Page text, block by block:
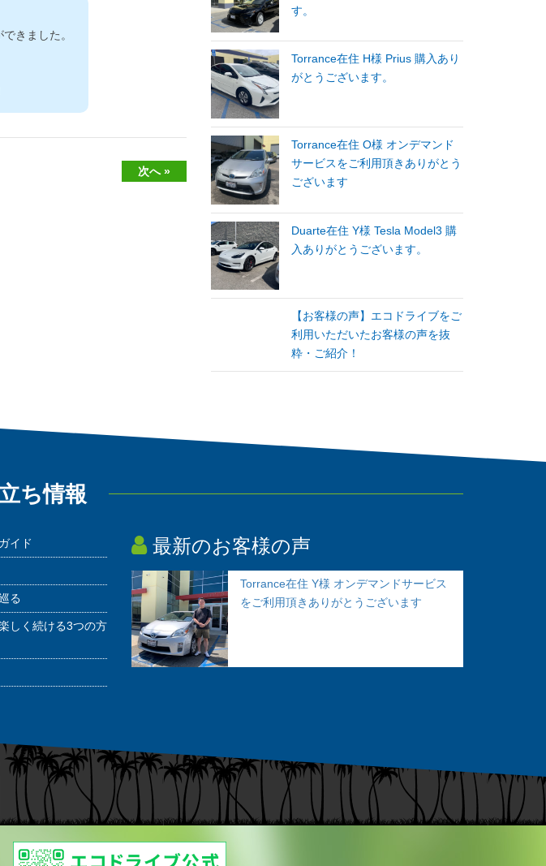
きました。
次へ »
す。
Torrance在住 H様 Prius 購入あり
がとうございます。
Torrance在住 O様 オンデマンド
サービスをご利用頂きありがとう
ございます
Duarte在住 Y様 Tesla Model3 購
入ありがとうございます。
【お客様の声】エコドライブをご
利用いただいたお客様の声を抜
粋・ご紹介！
ち情報
イド
る
しく続ける3つの方
最新のお客様の声
Torrance在住 Y様 オンデマンドサービス
をご利用頂きありがとうございます